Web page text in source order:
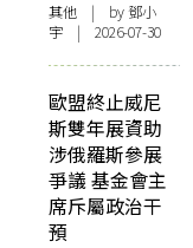
其他 | by 鄧小
宇 | 2026-07-30
歐盟終止威尼
斯雙年展資助
涉俄羅斯參展
爭議 基金會主
席斥屬政治干
預